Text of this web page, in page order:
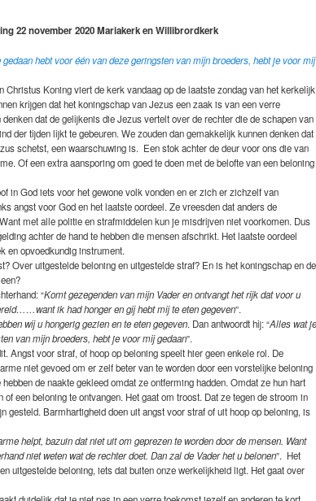
22 november 2020 Mariakerk en Willibrordkerk
hebt voor één van deze geringsten van mijn broeders, hebt je voor mij
Christus Koning viert de kerk vandaag op de laatste zondag van het kerkelijk
krijgen dat het koningschap van Jezus een zaak is van een verre
dat de gelijkenis die Jezus vertelt over de rechter die de schapen van
der tijden lijkt te gebeuren. We zouden dan gemakkelijk kunnen denken dat
schetst, een waarschuwing is. Een stok achter de deur voor ons die van
Of een extra aansporing om goed te doen met de belofte van een beloning
in God iets voor het gewone volk vonden en er zich er zichzelf van
angst voor God en het laatste oordeel. Ze vreesden dat anders de
met alle politie en strafmiddelen kun je misdrijven niet voorkomen. Dus
achter de hand te hebben die mensen afschrikt. Het laatste oordeel
en opvoedkundig instrument.
Over uitgestelde beloning en uitgestelde straf? En is het koningschap en de
“Komt gezegenden van mijn Vader en ontvangt het rijk dat voor u
ik had honger en gij hebt mij te eten gegeven”.
wij u hongerig gezien en te eten gegeven. Dan antwoordt hij: “Alles wat je
van mijn broeders, hebt je voor mij gedaan”.
Angst voor straf, of hoop op beloning speelt hier geen enkele rol. De
niet gevoed om er zelf beter van te worden door een vorstelijke beloning
de naakte gekleed omdat ze ontferming hadden. Omdat ze hun hart
een beloning te ontvangen. Het gaat om troost. Dat ze tegen de stroom in
gesteld. Barmhartigheid doen uit angst voor straf of uit hoop op beloning, is
helpt, bazuin dat niet uit om geprezen te worden door de mensen. Want
niet weten wat de rechter doet. Dan zal de Vader het u belonen”. Het
uitgestelde beloning, iets dat buiten onze werkelijkheid ligt. Het gaat over